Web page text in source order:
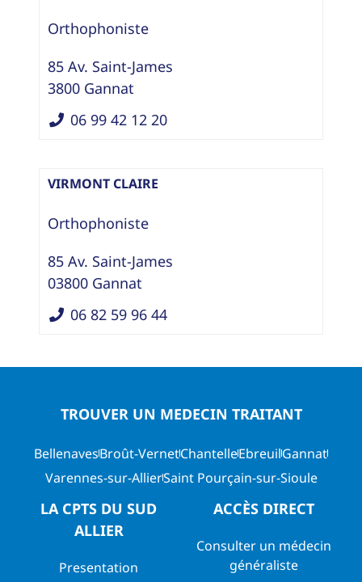
Orthophoniste
85 Av. Saint-James
3800 Gannat
06 99 42 12 20
VIRMONT CLAIRE
Orthophoniste
85 Av. Saint-James
03800 Gannat
06 82 59 96 44
TROUVER UN MEDECIN TRAITANT
BellenavesBroût-VernetChantelleEbreuilGannat
Varennes-sur-AllierSaint Pourçain-sur-Sioule
LA CPTS DU SUD
ALLIER
Presentation
ACCÈS DIRECT
Consulter un médecin
généraliste